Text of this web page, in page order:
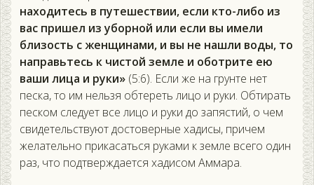
находитесь в путешествии, если кто-либо из
вас пришел из уборной или если вы имели
близость с женщинами, и вы не нашли воды, то
направьтесь к чистой земле и оботрите ею
ваши лица и руки» (5:6). Если же на грунте нет
песка, то им нельзя обтереть лицо и руки. Обтирать
песком следует все лицо и руки до запястий, о чем
свидетельствуют достоверные хадисы, причем
желательно прикасаться руками к земле всего один
раз, что подтверждается хадисом Аммара.